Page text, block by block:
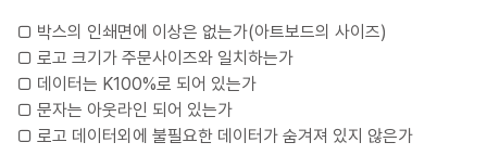
□ 박스의 인쇄면에 이상은 없는가(아트보드의 사이즈)
□ 로고 크기가 주문사이즈와 일치하는가
□ 데이터는 K100%로 되어 있는가
□ 문자는 아웃라인 되어 있는가
□ 로고 데이터외에 불필요한 데이터가 숨겨져 있지 않은가